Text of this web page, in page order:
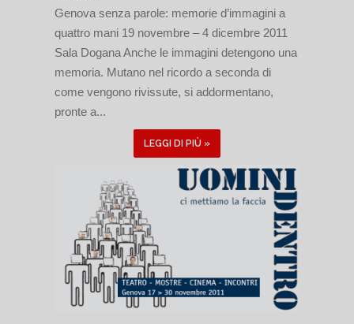
Genova senza parole: memorie d’immagini a
quattro mani 19 novembre – 4 dicembre 2011
Sala Dogana Anche le immagini detengono una
memoria. Mutano nel ricordo a seconda di
come vengono rivissute, si addormentano,
pronte a...
LEGGI DI PIÙ »